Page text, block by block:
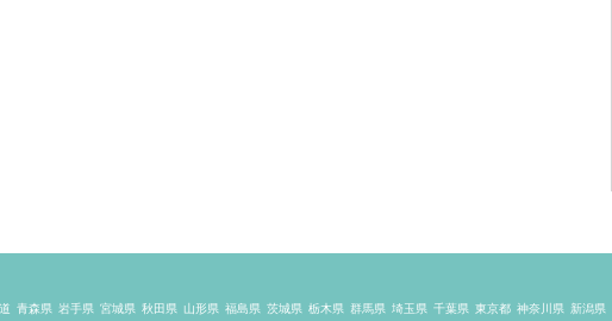
青森県 岩手県 宮城県 秋田県 山形県 福島県 茨城県 栃木県 群馬県 埼玉県 千葉県 東京都 神奈川県 新潟県